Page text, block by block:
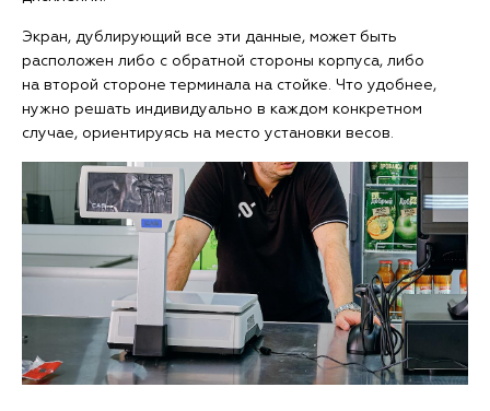
Экран, дублирующий все эти данные, может быть
расположен либо с обратной стороны корпуса, либо
на второй стороне терминала на стойке. Что удобнее,
нужно решать индивидуально в каждом конкретном
случае, ориентируясь на место установки весов.